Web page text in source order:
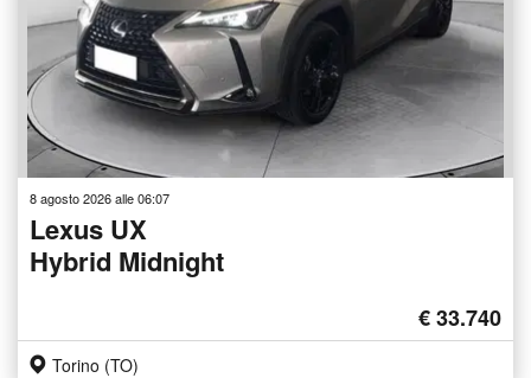
8 agosto 2026 alle 06:07
Lexus UX
Hybrid Midnight
€ 33.740
Torino (TO)